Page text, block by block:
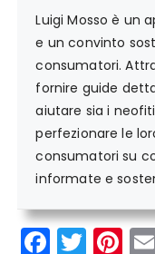
Luigi Mosso è un
e un convinto
consumatori.
fornire guide
aiutare sia i
perfezionare le
consumatori su
informate e
F T Pi